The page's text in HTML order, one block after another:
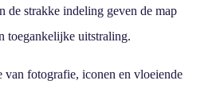
de strakke indeling geven de map
toegankelijke uitstraling.
van fotografie, iconen en vloeiende